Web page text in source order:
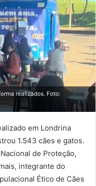
realizados. Foto:
em Londrina
1.543 cães e gatos.
de Proteção,
integrante do
Ético de Cães